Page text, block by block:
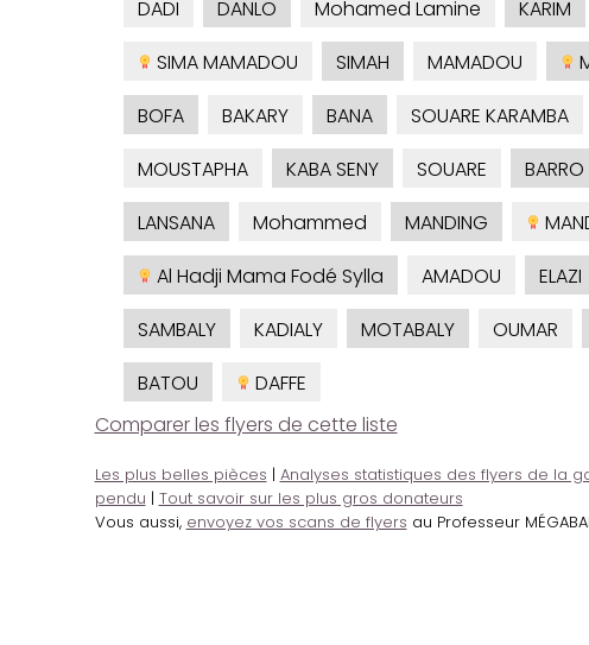
DADI
DANLO Mohamed Lamine KARIM
SIMA MAMADOU
SIMAH MAMADOU
BOFA
BAKARY BANA SOUARE KARAMBA
MOUSTAPHA
KABA SENY SOUARE BARRO
LANSANA
Mohammed MANDING
Al Hadji Mama Fodé Sylla
AMADOU ELAZI
SAMBALY
KADIALY MOTABALY OUMAR
BATOU
DAFFE
Comparer les flyers de cette liste
Les plus belles pièces | Analyses statistiques des flyers de la
pendu | Tout savoir sur les plus gros donateurs
Vous aussi, envoyez vos scans de flyers au Professeur